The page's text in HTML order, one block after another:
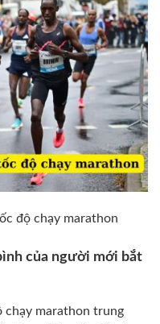
độ chạy marathon
của người mới bắt
marathon trung